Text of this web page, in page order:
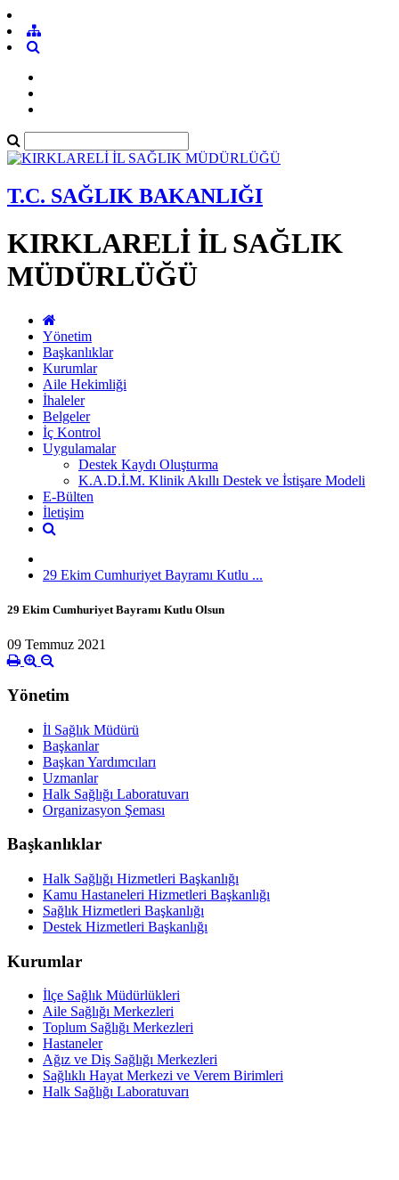
T.C. SAĞLIK BAKANLIĞI
KIRKLARELİ İL SAĞLIK
MÜDÜRLÜĞÜ
Yönetim
Başkanlıklar
Kurumlar
Aile Hekimliği
İhaleler
Belgeler
İç Kontrol
Uygulamalar
Destek Kaydı Oluşturma
K.A.D.İ.M. Klinik Akıllı Destek ve İstişare Modeli
E-Bülten
İletişim
29 Ekim Cumhuriyet Bayramı Kutlu ...
29 Ekim Cumhuriyet Bayramı Kutlu Olsun
09 Temmuz 2021
Yönetim
İl Sağlık Müdürü
Başkanlar
Başkan Yardımcıları
Uzmanlar
Halk Sağlığı Laboratuvarı
Organizasyon Şeması
Başkanlıklar
Halk Sağlığı Hizmetleri Başkanlığı
Kamu Hastaneleri Hizmetleri Başkanlığı
Sağlık Hizmetleri Başkanlığı
Destek Hizmetleri Başkanlığı
Kurumlar
İlçe Sağlık Müdürlükleri
Aile Sağlığı Merkezleri
Toplum Sağlığı Merkezleri
Hastaneler
Ağız ve Diş Sağlığı Merkezleri
Sağlıklı Hayat Merkezi ve Verem Birimleri
Halk Sağlığı Laboratuvarı